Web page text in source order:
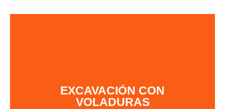
EXCAVACIÓN CON
VOLADURAS